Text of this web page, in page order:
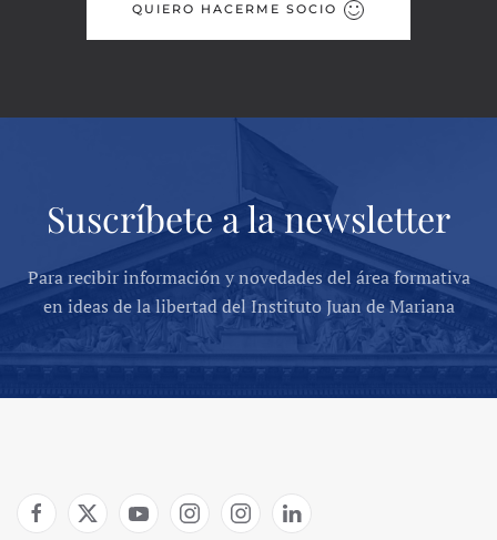
QUIERO HACERME SOCIO
Suscríbete a la newsletter
Para recibir información y novedades del área formativa
en ideas de la libertad del Instituto Juan de Mariana